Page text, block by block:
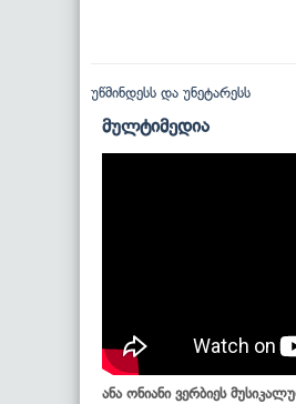
უწმინდესს და უნეტარესს
მულტიმედია
ანა ონიანი ვერბიეს